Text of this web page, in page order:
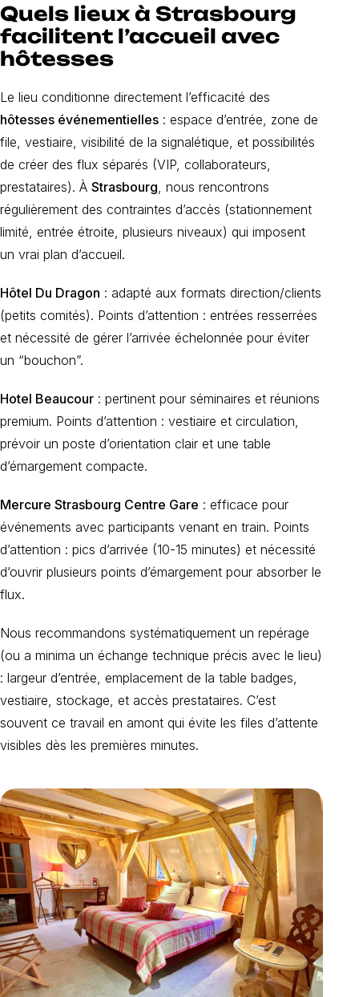
Quels lieux à Strasbourg
facilitent l’accueil avec
hôtesses
Le lieu conditionne directement l’efficacité des
hôtesses événementielles : espace d’entrée, zone de
file, vestiaire, visibilité de la signalétique, et possibilités
de créer des flux séparés (VIP, collaborateurs,
prestataires). À Strasbourg , nous rencontrons
régulièrement des contraintes d’accès (stationnement
limité, entrée étroite, plusieurs niveaux) qui imposent
un vrai plan d’accueil.
Hôtel Du Dragon : adapté aux formats direction/clients
(petits comités). Points d’attention : entrées resserrées
et nécessité de gérer l’arrivée échelonnée pour éviter
un “bouchon”.
Hotel Beaucour : pertinent pour séminaires et réunions
premium. Points d’attention : vestiaire et circulation,
prévoir un poste d’orientation clair et une table
d’émargement compacte.
Mercure Strasbourg Centre Gare : efficace pour
événements avec participants venant en train. Points
d’attention : pics d’arrivée (10-15 minutes) et nécessité
d’ouvrir plusieurs points d’émargement pour absorber le
flux.
Nous recommandons systématiquement un repérage
(ou a minima un échange technique précis avec le lieu)
: largeur d’entrée, emplacement de la table badges,
vestiaire, stockage, et accès prestataires. C’est
souvent ce travail en amont qui évite les files d’attente
visibles dès les premières minutes.